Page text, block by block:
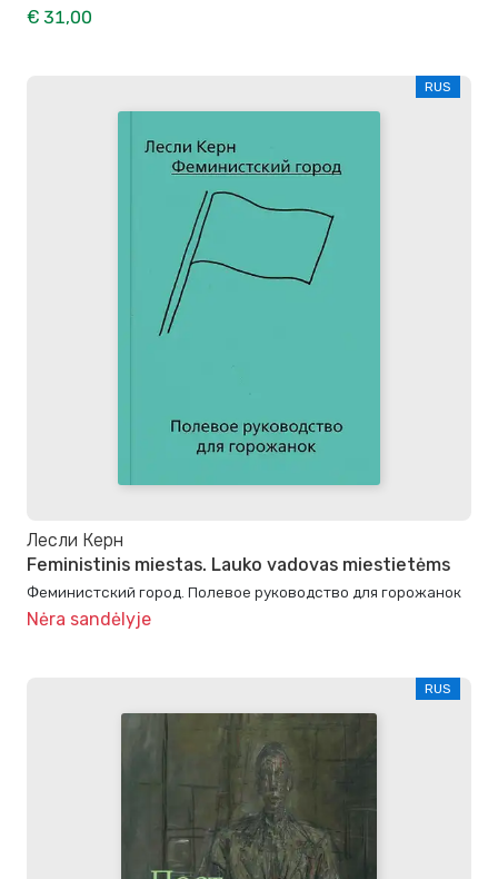
€ 31,00
RUS
Лесли Керн
Feministinis miestas. Lauko vadovas miestietėms
Феминистский город. Полевое руководство для горожанок
Nėra sandėlyje
RUS